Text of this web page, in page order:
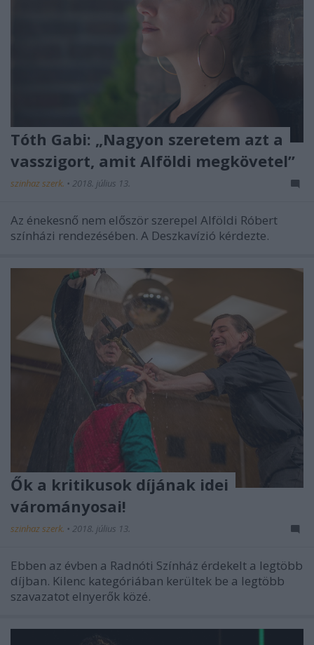
Tóth Gabi: „Nagyon szeretem azt a
vasszigort, amit Alföldi megkövetel”
szinhaz szerk. • 2018. július 13.
Az énekesnő nem először szerepel Alföldi Róbert
színházi rendezésében. A Deszkavízió kérdezte.
Ők a kritikusok díjának idei
várományosai!
szinhaz szerk. • 2018. július 13.
Ebben az évben a Radnóti Színház érdekelt a legtöbb
díjban. Kilenc kategóriában kerültek be a legtöbb
szavazatot elnyerők közé.